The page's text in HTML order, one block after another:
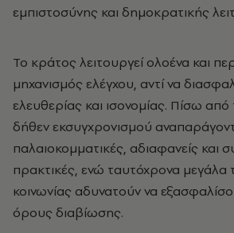
εμπιστοσύνης και δημοκρατικής
Το κράτος λειτουργεί ολοένα και
μηχανισμός ελέγχου, αντί να
ελευθερίας και ισονομίας. Πίσω
δήθεν εκσυγχρονισμού
παλαιοκομματικές, αδιαφανείς και
πρακτικές, ενώ ταυτόχρονα μεγάλα
κοινωνίας αδυνατούν να
όρους διαβίωσης.